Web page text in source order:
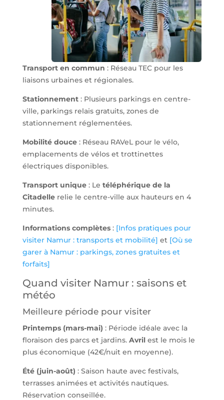
Transport en commun : Réseau TEC pour les
liaisons urbaines et régionales.
Stationnement: Plusieurs parkings en centre-
ville, parkings relais gratuits, zones de
stationnement réglementées.
Mobilité douce: Réseau RAVeL pour le vélo,
emplacements de vélos et trottinettes
électriques disponibles.
Transport unique: Le téléphérique de la
Citadellerelie le centre-ville aux hauteurs en 4
minutes.
Informations complètes:[Infos pratiques pour
visiter Namur : transports et mobilité] et [Où se
garer à Namur : parkings, zones gratuites et
forfaits]
Quand visiter Namur : saisons et
météo
Meilleure période pour visiter
Printemps (mars-mai) : Période idéale avec la
floraison des parcs et jardins. Avrilest le mois le
plus économique (42€/nuit en moyenne).
Été (juin-août) : Saison haute avec festivals,
terrasses animées et activités nautiques.
Réservation conseillée.